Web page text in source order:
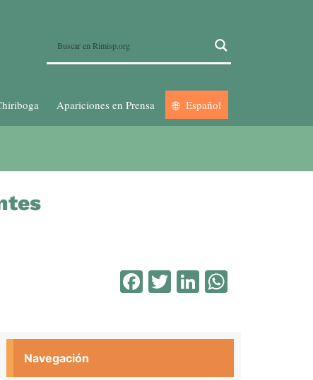
Apariciones en Prensa Español
Facebook
TwitterLinkedIn
Navegación